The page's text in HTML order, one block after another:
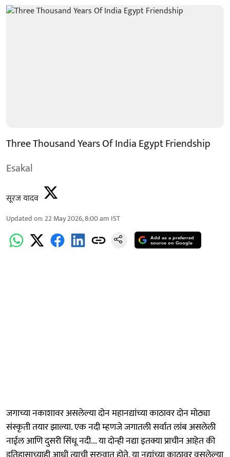
Three Thousand Years Of India Egypt Friendship
Esakal
सूरज यादव
Updated on:22 May 2026, 8:00 am IST
Add as a preferred
source on Google
जगाच्या नकाशावर असलेल्या दोन महानद्यांच्या काठावर दोन मोठ्या
संस्कृती तयार झाल्या. एक नदी म्हणजे जगातली सर्वात लांब असलेली
नाईल आणि दुसरी सिंधू नदी... या दोन्ही नद्या इतक्या प्राचीन आहेत की